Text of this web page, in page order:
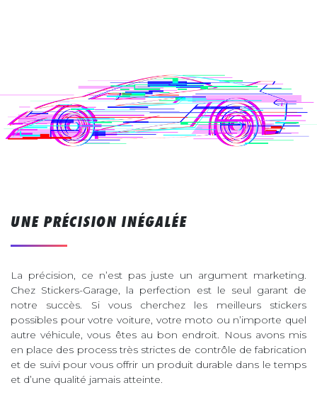
UNE PRÉCISION INÉGALÉE
La précision, ce n’est pas juste un argument marketing.
Chez Stickers-Garage, la perfection est le seul garant de
notre succès. Si vous cherchez les meilleurs stickers
possibles pour votre voiture, votre moto ou n’importe quel
autre véhicule, vous êtes au bon endroit. Nous avons mis
en place des process très strictes de contrôle de fabrication
et de suivi pour vous offrir un produit durable dans le temps
et d’une qualité jamais atteinte.